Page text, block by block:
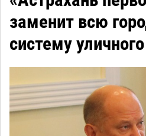
заменит всю
систему